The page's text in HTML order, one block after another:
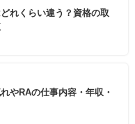
れくらい違う？資格の取
やRAの仕事内容・年収・